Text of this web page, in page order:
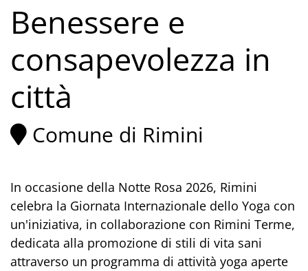
Benessere e
consapevolezza in
città
Comune di Rimini
In occasione della Notte Rosa 2026, Rimini
celebra la Giornata Internazionale dello Yoga con
un'iniziativa, in collaborazione con Rimini Terme,
dedicata alla promozione di stili di vita sani
attraverso un programma di attività yoga aperte